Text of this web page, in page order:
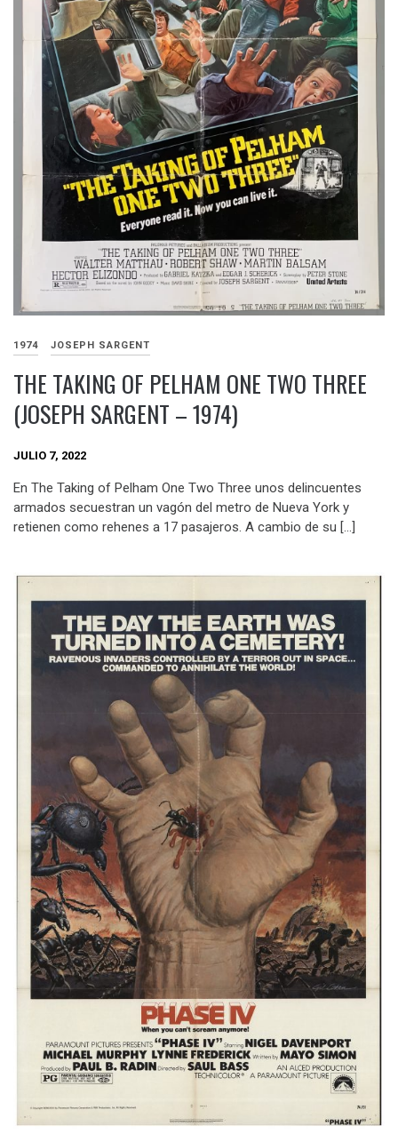
1974 JOSEPH SARGENT
THE TAKING OF PELHAM ONE TWO THREE
(JOSEPH SARGENT – 1974)
JULIO 7, 2022
En The Taking of Pelham One Two Three unos delincuentes
armados secuestran un vagón del metro de Nueva York y
retienen como rehenes a 17 pasajeros. A cambio de su […]